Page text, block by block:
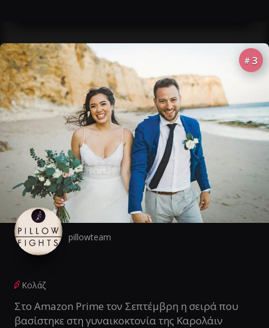
# 3
pillowteam
Κολάζ
Στο Amazon Prime τον Σεπτέμβρη η σειρά που
βασίστηκε στη γυναικοκτονία της Καρολάιν